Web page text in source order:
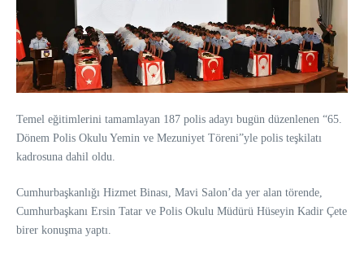
Temel eğitimlerini tamamlayan 187 polis adayı bugün düzenlenen “65.
Dönem Polis Okulu Yemin ve Mezuniyet Töreni”yle polis teşkilatı
kadrosuna dahil oldu.
Cumhurbaşkanlığı Hizmet Binası, Mavi Salon’da yer alan törende,
Cumhurbaşkanı Ersin Tatar ve Polis Okulu Müdürü Hüseyin Kadir Çete
birer konuşma yaptı.